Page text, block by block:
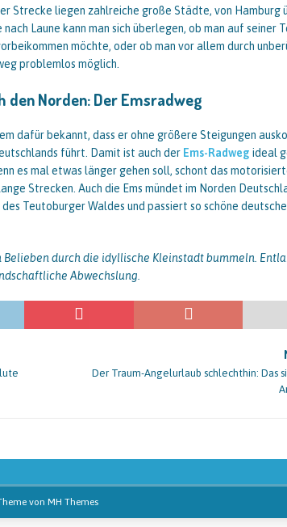
Strecke liegen zahlreiche große Städte, von Hamburg
nach Laune kann man sich überlegen, ob man auf seiner
möchte, oder ob man vor allem durch
problemlos möglich.
Norden: Der Emsradweg
dafür bekannt, dass er ohne größere Steigungen
führt. Damit ist auch der Ems-Radweg ideal
es mal etwas länger gehen soll, schont das
Strecken. Auch die Ems mündet im Norden
Teutoburger Waldes und passiert so schöne
durch die idyllische Kleinstadt bummeln.
Abwechslung.
Der Traum-Angelurlaub schlechthin: Das
von MH Themes